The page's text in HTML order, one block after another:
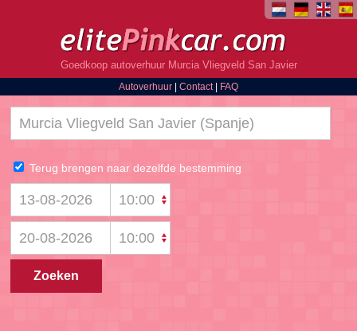
Goedkoop autoverhuur Murcia Vliegveld San Javier
Autoverhuur
Contact| FAQ
Terug brengen naar dezelfde bestemming